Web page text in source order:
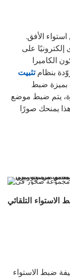
الأفق.
على
الكاميرا
تثبيت
بميزة ضبط
يتم ضبط موضع
يمنحك صورًا
التلقائي
ضبط الاستواء